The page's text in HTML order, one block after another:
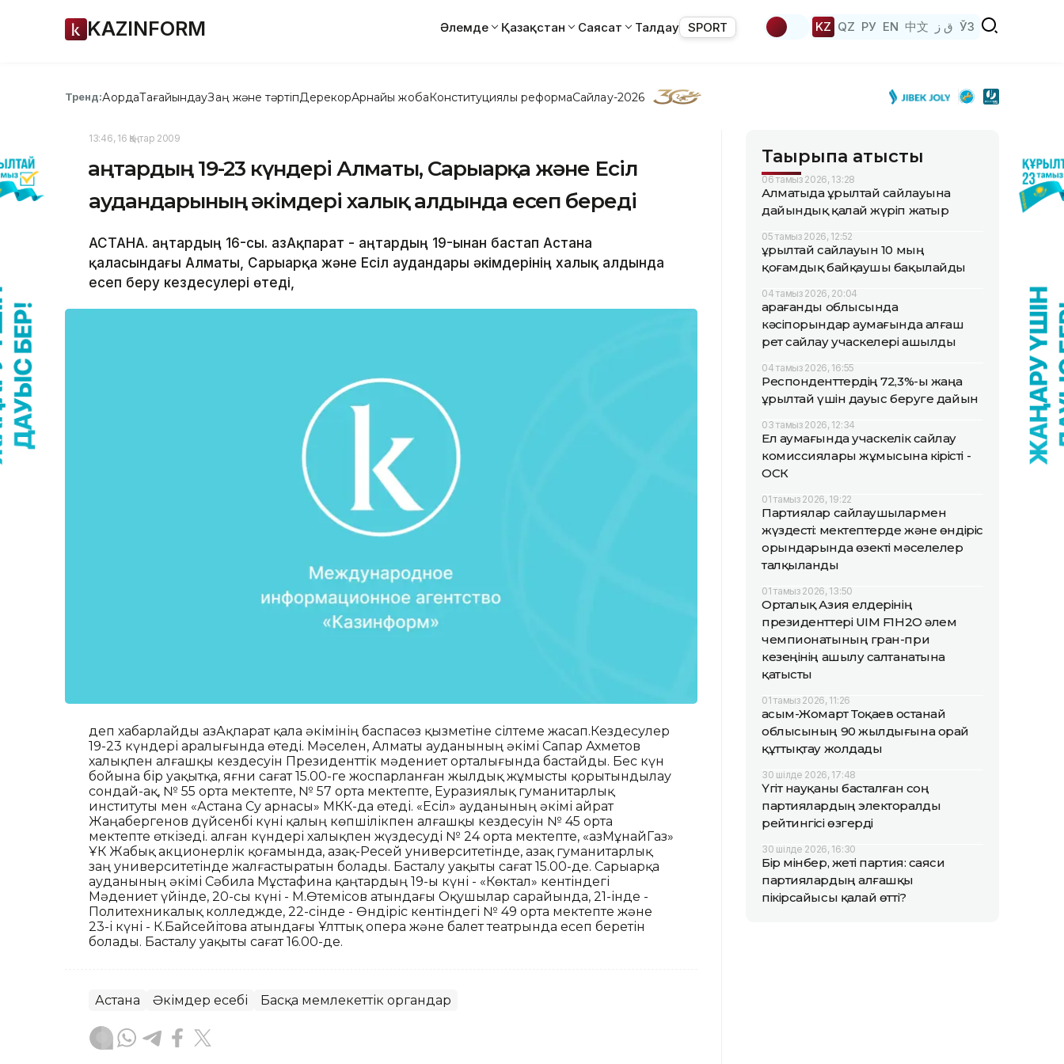
KAZINFORM Әлемде Қазақстан Саясат Талдау SPORT KZ QZ РУ EN 中文 ق ز ЎЗ
Тренд:АқордаТағайындауЗаң және тәртіпДерекқорАрнайы жобаКонституциялық реформаСайлау-2026
13:46, 16 Қаңтар 2009
Қаңтардың 19-23 күндері Алматы, Сарыарқа және Есіл
аудандарының әкімдері халық алдында есеп береді
АСТАНА. Қаңтардың 16-сы. ҚазАқпарат - Қаңтардың 19-ынан бастап Астана
қаласындағы Алматы, Сарыарқа және Есіл аудандары әкімдерінің халық алдында
есеп беру кездесулері өтеді,
деп хабарлайды ҚазАқпарат қала әкімінің баспасөз қызметіне сілтеме жасап.Кездесулер
19-23 күндері аралығында өтеді. Мәселен, Алматы ауданының әкімі Сапар Ахметов
халықпен алғашқы кездесуін Президенттік мәдениет орталығында бастайды. Бес күн
бойына бір уақытқа, яғни сағат 15.00-ге жоспарланған жылдық жұмысты қорытындылау
сондай-ақ, № 55 орта мектепте, № 57 орта мектепте, Еуразиялық гуманитарлық
институты мен «Астана Су арнасы» МКК-да өтеді. «Есіл» ауданының әкімі Қайрат
Жаңабергенов дүйсенбі күні қалың көпшілікпен алғашқы кездесуін № 45 орта
мектепте өткізеді. Қалған күндері халықпен жүздесуді № 24 орта мектепте, «ҚазМұнайГаз»
ҰК Жабық акционерлік қоғамында, Қазақ-Ресей университетінде, Қазақ гуманитарлық
заң университетінде жалғастыратын болады. Басталу уақыты сағат 15.00-де. Сарыарқа
ауданының әкімі Сәбила Мұстафина қаңтардың 19-ы күні - «Көктал» кентіндегі
Мәдениет үйінде, 20-сы күні - М.Өтемісов атындағы Оқушылар сарайында, 21-інде -
Политехникалық колледжде, 22-сінде - Өндіріс кентіндегі № 49 орта мектепте және
23-і күні - К.Байсейітова атындағы Ұлттық опера және балет театрында есеп беретін
болады. Басталу уақыты сағат 16.00-де.
Астана Әкімдер есебі Басқа мемлекеттік органдар
Тақырыпқа қатысты
06 тамыз 2026, 13:28
Алматыда Құрылтай сайлауына
дайындық қалай жүріп жатыр
05 тамыз 2026, 12:52
Құрылтай сайлауын 10 мың
қоғамдық байқаушы бақылайды
04 тамыз 2026, 20:04
Қарағанды облысында
кәсіпорындар аумағында алғаш
рет сайлау учаскелері ашылды
04 тамыз 2026, 16:55
Респонденттердің 72,3%-ы жаңа
Құрылтай үшін дауыс беруге дайын
03 тамыз 2026, 12:34
Ел аумағында учаскелік сайлау
комиссиялары жұмысына кірісті -
ОСК
01 тамыз 2026, 19:22
Партиялар сайлаушылармен
жүздесті: мектептерде және өндіріс
орындарында өзекті мәселелер
талқыланды
01 тамыз 2026, 13:50
Орталық Азия елдерінің
президенттері UIM F1H2O әлем
чемпионатының гран-при
кезеңінің ашылу салтанатына
қатысты
01 тамыз 2026, 11:26
Қасым-Жомарт Тоқаев Қостанай
облысының 90 жылдығына орай
құттықтау жолдады
30 шілде 2026, 17:48
Үгіт науқаны басталған соң
партиялардың электоралды
рейтингісі өзгерді
30 шілде 2026, 16:30
Бір мінбер, жеті партия: саяси
партиялардың алғашқы
пікірсайысы қалай өтті?